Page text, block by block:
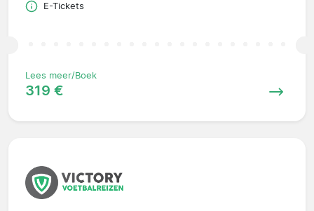
E-Tickets
Lees meer/Boek
319 €